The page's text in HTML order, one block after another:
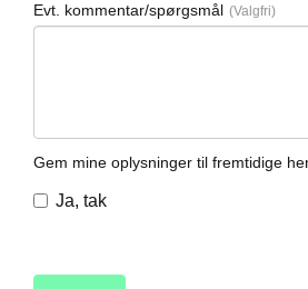
Evt. kommentar/spørgsmål
Gem mine oplysninger til fremtidige
Ja, tak